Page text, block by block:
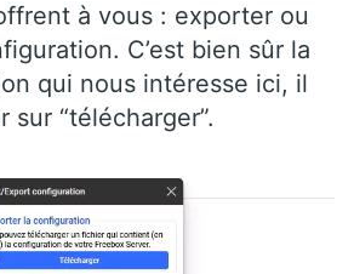
à vous : exporter ou
C’est bien sûr la
qui nous intéresse ici, il
“télécharger”.